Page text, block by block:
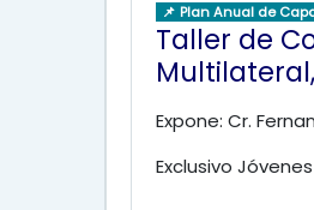
📌 Plan Anual de
Taller de
Expone: Cr.
Exclusivo